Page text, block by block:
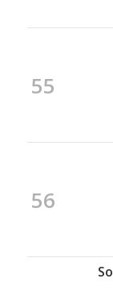
55
56